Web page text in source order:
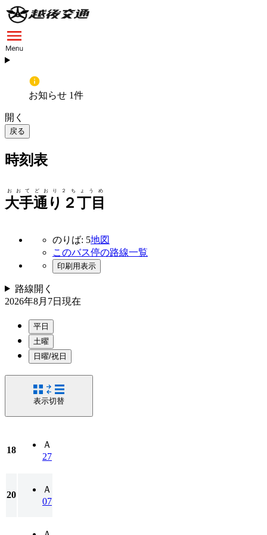
お知らせ 1件
開く
戻る
時刻表
大手通り２丁目
おおてどおり２ちょうめ
のりば: 5地図
このバス停の路線一覧
印刷用表示
路線開く
2026年8月7日 現在
平日
土曜
日曜/祝日
表示切替
18
Ａ
27
20
Ａ
07